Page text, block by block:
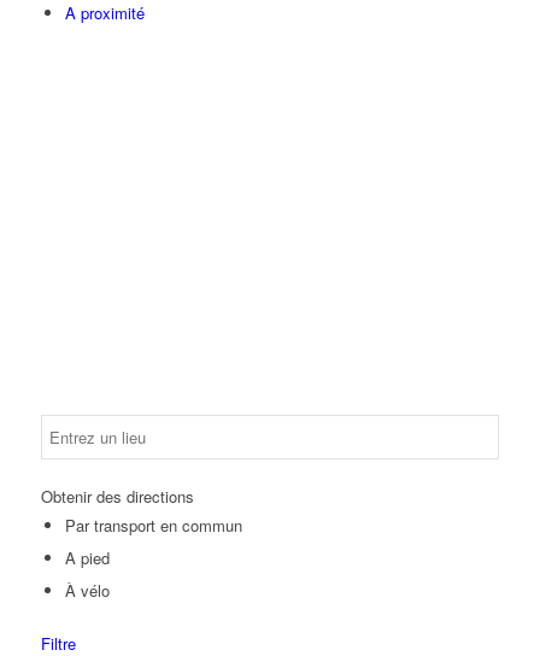
A proximité
Obtenir des directions
Par transport en commun
A pied
À vélo
Filtre